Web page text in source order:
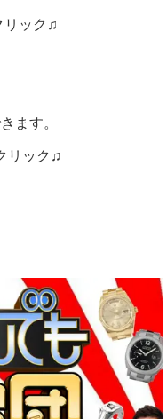
ック♫
ます。
リック♫